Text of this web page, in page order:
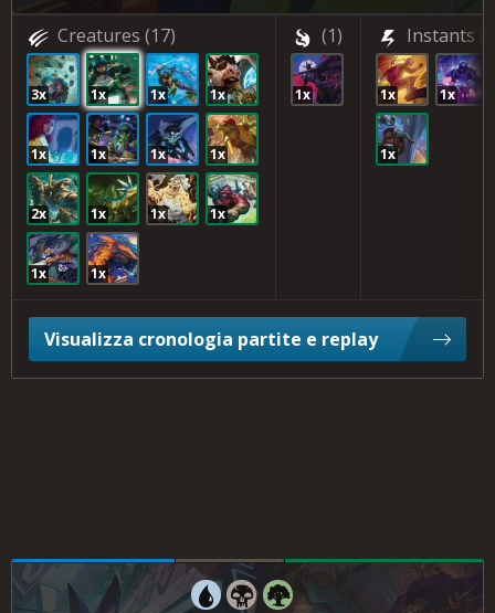
Creatures (17)
3x 1x 1x 1x
1x 1x 1x 1x
2x 1x 1x 1x
1x 1x
(1)
1x
Instants
1x 1x
1x
Visualizza cronologia partite e replay